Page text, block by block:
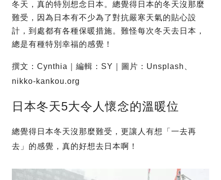
冬天，真的特別想念日本。總覺得日本的冬天沒那麼
難受，因為日本有不少為了對抗嚴寒天氣的貼心設
計，到處都有各種保暖措施。難怪每次冬天去日本，
總是有種特別幸福的感覺！
撰文：Cynthia｜編輯：SY｜圖片：Unsplash、
nikko-kankou.org
日本冬天5大令人懷念的溫暖位
總覺得日本冬天沒那麼難受，更讓人有想「一去再
去」的感覺，真的好想去日本啊！